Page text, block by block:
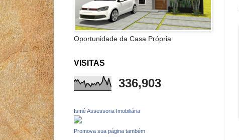
Oportunidade da Casa Própria
VISITAS
336,903
Ismê Assessoria Imobiliária
Promova sua página também